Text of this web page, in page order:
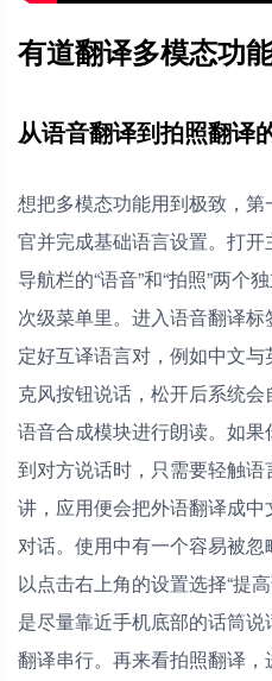
有道翻译多模态功
从语音翻译到拍照翻译
想把多模态功能用到极致，
官并完成基础语言设置。打
导航栏的“语音”和“拍照”两个
次级菜单里。进入语音翻译
定好互译语言对，例如中文
克风按钮说话，松开后系统
语音合成模块进行朗读。如
到对方说话时，只需要轻触
讲，应用便会把外语翻译成
对话。使用中有一个容易被
以点击右上角的设置选择“提
是尽量靠近手机底部的话筒
翻译串行。再来看拍照翻译